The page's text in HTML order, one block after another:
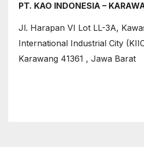
PT. KAO INDONESIA –
Jl. Harapan VI Lot LL-3A,
International Industrial City
Karawang 41361 , Jawa Barat